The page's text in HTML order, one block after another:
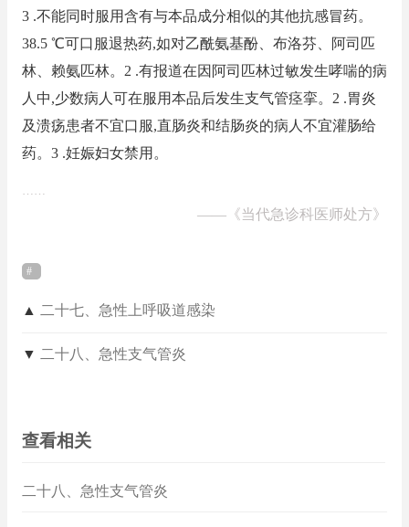
3 .不能同时服用含有与本品成分相似的其他抗感冒药。
38.5 ℃可口服退热药,如对乙酰氨基酚、布洛芬、阿司匹
林、赖氨匹林。2 .有报道在因阿司匹林过敏发生哮喘的病
人中,少数病人可在服用本品后发生支气管痉挛。2 .胃炎
及溃疡患者不宜口服,直肠炎和结肠炎的病人不宜灌肠给
药。3 .妊娠妇女禁用。
……
—— 《当代急诊科医师处方》
▲ 二十七、急性上呼吸道感染
▼ 二十八、急性支气管炎
查看相关
二十八、急性支气管炎